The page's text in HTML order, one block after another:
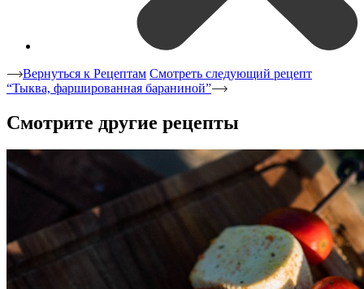
Вернуться к Рецептам Смотреть следующий рецепт
“Тыква, фаршированная бараниной”
Смотрите другие рецепты